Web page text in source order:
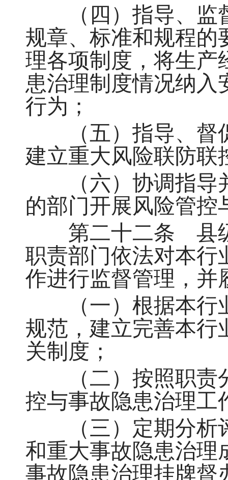
（四）指导、监督
规章、标准和规程的
理各项制度，将生产
患治理制度情况纳入
行为；
（五）指导、督促
建立重大风险联防联
（六）协调指导并
的部门开展风险管控
第二十二条 县级
职责部门依法对本行
作进行监督管理，并
（一）根据本行业
规范，建立完善本行
关制度；
（二）按照职责分
控与事故隐患治理工
（三）定期分析评
和重大事故隐患治理
事故隐患治理挂牌督